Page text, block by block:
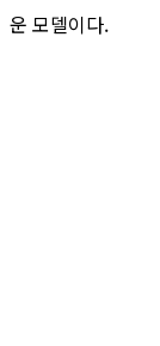
운 모델이다.